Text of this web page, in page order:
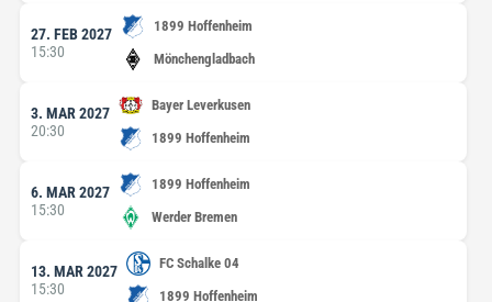
27. FEB 2027
15:30
1899 Hoffenheim
Mönchengladbach
3. MAR 2027
20:30
Bayer Leverkusen
1899 Hoffenheim
6. MAR 2027
15:30
1899 Hoffenheim
Werder Bremen
13. MAR 2027
15:30
FC Schalke 04
1899 Hoffenheim